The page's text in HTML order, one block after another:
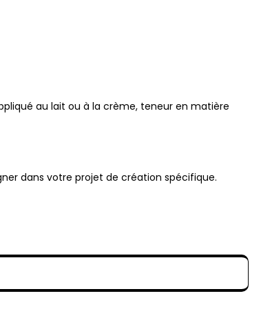
au lait ou à la crème, teneur en matière
dans votre projet de création spécifique.